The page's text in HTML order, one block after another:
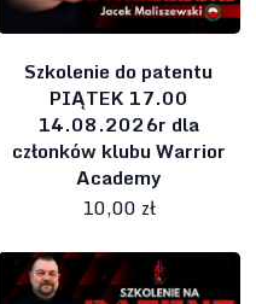
Szkolenie do patentu
PIĄTEK 17.00
14.08.2026r dla
członków klubu Warrior
Academy
10,00 zł